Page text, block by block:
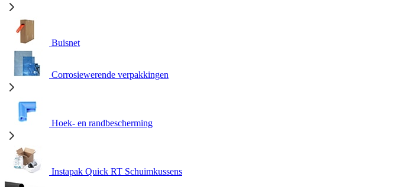
Buisnet
Corrosiewerende verpakkingen
Hoek- en randbescherming
Instapak Quick RT Schuimkussens